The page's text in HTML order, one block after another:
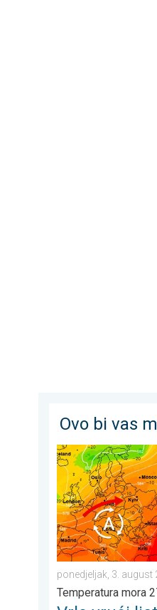
Ovo bi vas
Vrlo vrući ljetni dani
ponedjeljak, 3. august
Temperatura mora